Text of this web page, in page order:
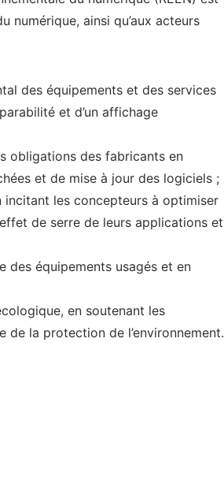
numérique, ainsi qu’aux acteurs
des équipements et des services
et d’un affichage
obligations des fabricants en
et de mise à jour des logiciels ;
incitant les concepteurs à optimiser
de serre de leurs applications et
des équipements usagés et en
en soutenant les
la protection de l’environnement.